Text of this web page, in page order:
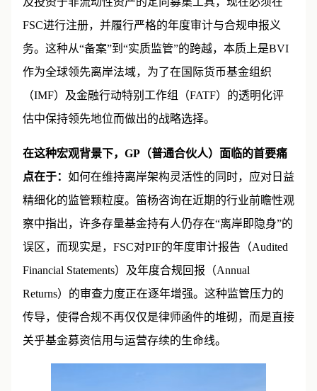
及投资于非流动性资产的定向募集工具，现在必须在
FSC进行注册，并履行严格的年度审计与合规申报义
务。这种从“备案”到“实质监管”的跨越，本质上是BVI
作为全球领先离岸法域，为了在国际货币基金组织
（IMF）及金融行动特别工作组（FATF）的透明化评
在这种宏观背景下，GP（普通合伙人）面临的首要痛
点在于： 如何在维持离岸架构灵活性的同时，应对日益
精细化的监管颗粒度。笛杨咨询在近期的行业前瞻性观
察中指出，许多存量基金持有人仍存在“离岸即隐身”的
误区，而现实是，FSC对PIF的年度审计报告（Audited
Financial Statements）及年度合规回报（Annual
Returns）的审查力度正在逐年增强。这种监管压力的
传导，使得合规不再仅仅是律师函件的堆砌，而是直接